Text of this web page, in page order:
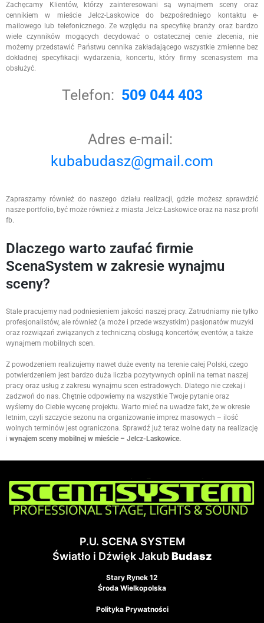
Zachęcamy Klientów, którzy zainteresowani są wynajmem sceny oraz
cennikiem w mieście Jelcz-Laskowice do bezpośredniego kontaktu e-
mailowego lub telefonicznego. Ze względu na specyfikę branży oraz bardzo
wiele czynników mogących decydować o ostatecznej cenie zlecenia, nie
możemy przedstawić Państwu cennika zakładającego wszystkie zmienne bez
dokładnej specyfikacji wydarzenia, koncertu, który firmy scenasystem ma
obsłużyć.
Telefon: 509 044 403
Adres e-mail:
kubabudasz@gmail.com
Zapraszamy również do naszego działu realizacji, gdzie możesz sprawdzić
nasze portfolio, być może również z miasta Jelcz-Laskowice oraz na nasz profil
fb.
Dlaczego warto zaufać firmie
ScenaSystem w zakresie wynajmu
sceny?
Stale pracujemy nad podniesieniem jakości naszej pracy. Zatrudniamy nie tylko
profesjonalistów, ale również (a może i przede wszystkim) pasjonatów muzyki
oraz rozwiązań związanych z techniczną obsługą koncertów, eventów, a także
wynajmem mobilnych scen.
Z powodzeniem realizujemy nawet duże eventy na terenie całej Polski, czego
potwierdzeniem jest bardzo duża liczba pozytywnych opinii na temat naszej
pracy oraz usług z zakresu wynajmu scen estradowych. Dlatego nie czekaj i
zadzwoń do nas. Chętnie odpowiemy na wszystkie Twoje pytanie oraz
wyślemy do Ciebie wycenę projektu. Warto mieć na uwadze fakt, że w okresie
letnim, czyli szczycie sezonu na organizowanie imprez masowych – ilość
wolnych terminów jest ograniczona. Sprawdź już teraz wolne daty na realizację
i wynajem sceny mobilnej w mieście – Jelcz-Laskowice.
P.U. SCENA SYSTEM
Światło i Dźwięk JakubBudasz
Stary Rynek 12
Środa Wielkopolska
Polityka Prywatności